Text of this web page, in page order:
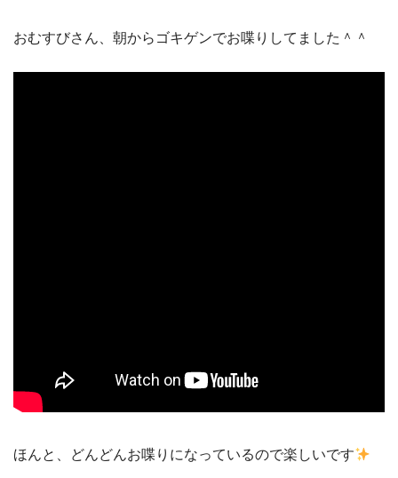
おむすびさん、朝からゴキゲンでお喋りしてました＾＾
ほんと、どんどんお喋りになっているので楽しいです